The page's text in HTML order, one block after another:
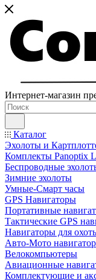
Интернет-магазин
Каталог
Эхолоты и
Комплекты Panoptix
Беспроводные
Зимние эхолоты
Умные-Смарт часы
GPS Навигаторы
Портативные
Тактические GPS
Навигаторы для
Авто-Мото
Велокомпьютеры
Авиационные
Комплектующие и